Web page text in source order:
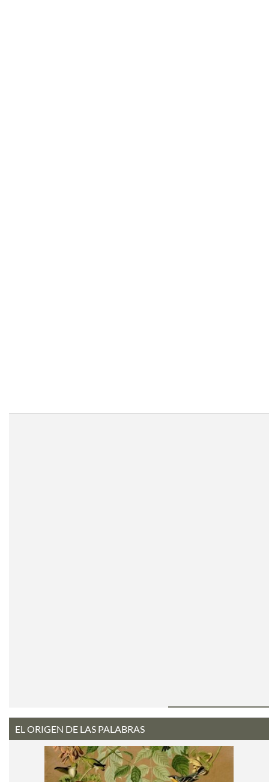
EL ORIGEN DE LAS PALABRAS